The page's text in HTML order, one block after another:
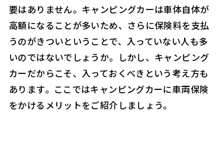
要はありません。キャンピングカーは車体自体が
高額になることが多いため、さらに保険料を支払
うのがきついということで、入っていない人も多
いのではないでしょうか。しかし、キャンピング
カーだからこそ、入っておくべきという考え方も
あります。ここではキャンピングカーに車両保険
をかけるメリットをご紹介しましょう。